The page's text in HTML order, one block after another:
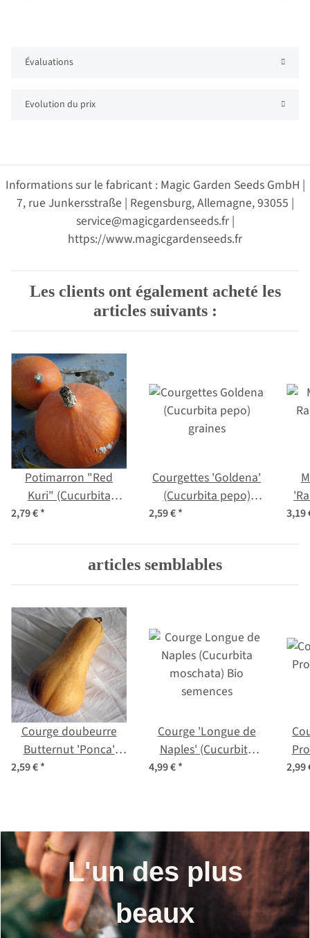
Évaluations
Evolution du prix
Informations sur le fabricant : Magic Garden Seeds GmbH |
7, rue Junkersstraße | Regensburg, Allemagne, 93055 |
service@magicgardenseeds.fr |
https://www.magicgardenseeds.fr
Les clients ont également acheté les
articles suivants :
Potimarron "Red
Kuri" (Cucurbita
maxima) Bio
2,79 €*
Courgettes 'Goldena'
(Cucurbita pepo)
2,59 €* 3,19
articles semblables
Courge doubeurre
Butternut 'Ponca'
(Cucurbita moschata)
2,59 €*
Courge 'Longue de
Naples' (Cucurbita
moschata) Bio
4,99 €* 2,99
L'un des plus
beaux